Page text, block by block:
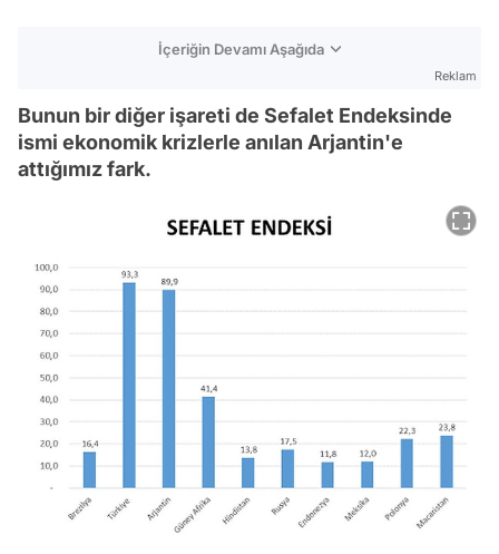
İçeriğin Devamı Aşağıda
Reklam
Bunun bir diğer işareti de Sefalet Endeksinde
ismi ekonomik krizlerle anılan Arjantin'e
attığımız fark.